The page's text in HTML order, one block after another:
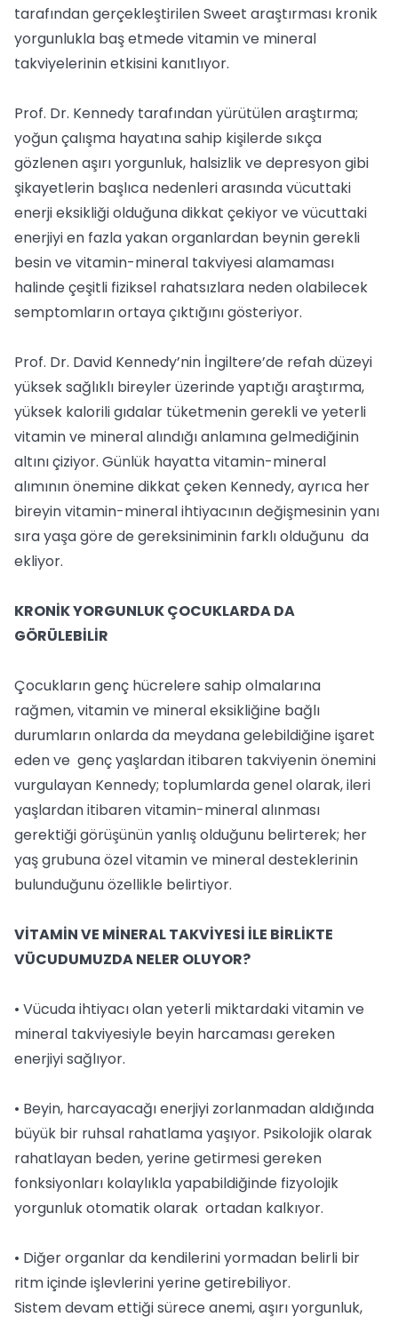
tarafından gerçekleştirilen Sweet araştırması kronik
yorgunlukla baş etmede vitamin ve mineral
takviyelerinin etkisini kanıtlıyor.
Prof. Dr. Kennedy tarafından yürütülen araştırma;
yoğun çalışma hayatına sahip kişilerde sıkça
gözlenen aşırı yorgunluk, halsizlik ve depresyon gibi
şikayetlerin başlıca nedenleri arasında vücuttaki
enerji eksikliği olduğuna dikkat çekiyor ve vücuttaki
enerjiyi en fazla yakan organlardan beynin gerekli
besin ve vitamin-mineral takviyesi alamaması
halinde çeşitli fiziksel rahatsızlara neden olabilecek
semptomların ortaya çıktığını gösteriyor.
Prof. Dr. David Kennedy’nin İngiltere’de refah düzeyi
yüksek sağlıklı bireyler üzerinde yaptığı araştırma,
yüksek kalorili gıdalar tüketmenin gerekli ve yeterli
vitamin ve mineral alındığı anlamına gelmediğinin
altını çiziyor. Günlük hayatta vitamin-mineral
alımının önemine dikkat çeken Kennedy, ayrıca her
bireyin vitamin-mineral ihtiyacının değişmesinin yanı
sıra yaşa göre de gereksiniminin farklı olduğunu da
ekliyor.
KRONİK YORGUNLUK ÇOCUKLARDA DA
GÖRÜLEBİLİR
Çocukların genç hücrelere sahip olmalarına
rağmen, vitamin ve mineral eksikliğine bağlı
durumların onlarda da meydana gelebildiğine işaret
eden ve genç yaşlardan itibaren takviyenin önemini
vurgulayan Kennedy; toplumlarda genel olarak, ileri
yaşlardan itibaren vitamin-mineral alınması
gerektiği görüşünün yanlış olduğunu belirterek; her
yaş grubuna özel vitamin ve mineral desteklerinin
bulunduğunu özellikle belirtiyor.
VİTAMİN VE MİNERAL TAKVİYESİ İLE BİRLİKTE
VÜCUDUMUZDA NELER OLUYOR?
• Vücuda ihtiyacı olan yeterli miktardaki vitamin ve
mineral takviyesiyle beyin harcaması gereken
enerjiyi sağlıyor.
• Beyin, harcayacağı enerjiyi zorlanmadan aldığında
büyük bir ruhsal rahatlama yaşıyor. Psikolojik olarak
rahatlayan beden, yerine getirmesi gereken
fonksiyonları kolaylıkla yapabildiğinde fizyolojik
yorgunluk otomatik olarak ortadan kalkıyor.
• Diğer organlar da kendilerini yormadan belirli bir
ritm içinde işlevlerini yerine getirebiliyor.
Sistem devam ettiği sürece anemi, aşırı yorgunluk,